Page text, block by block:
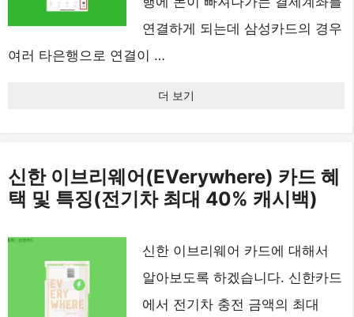
연결하게 되는데 삼성카드의 경우
여러 타은행으로 연결이 …
더 보기
신한 이브리웨어(EVerywhere) 카드 혜
택 및 특징(전기차 최대 40% 캐시백)
신한 이브리웨어 카드에 대해서
알아보도록 하겠습니다. 신한카드
에서 전기차 충전 금액의 최대